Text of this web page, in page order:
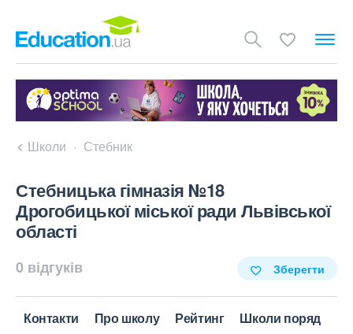
Школи Стебник
Стебницька гімназія №18
Дрогобицької міської ради Львівської
області
0 відгуків Зберегти
Контакти Про школу Рейтинг Школи поряд